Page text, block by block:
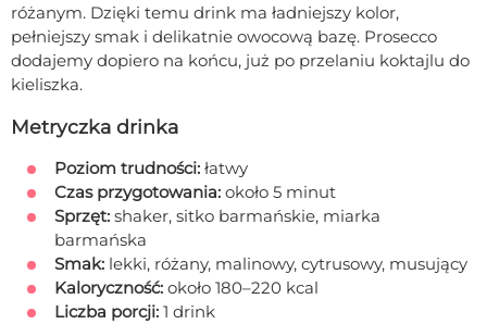
różanym. Dzięki temu drink ma ładniejszy kolor,
pełniejszy smak i delikatnie owocową bazę. Prosecco
dodajemy dopiero na końcu, już po przelaniu koktajlu do
kieliszka.
Metryczka drinka
Poziom trudności: łatwy
Czas przygotowania: około 5 minut
Sprzęt: shaker, sitko barmańskie, miarka
barmańska
Smak: lekki, różany, malinowy, cytrusowy, musujący
Kaloryczność: około 180–220 kcal
Liczba porcji: 1 drink